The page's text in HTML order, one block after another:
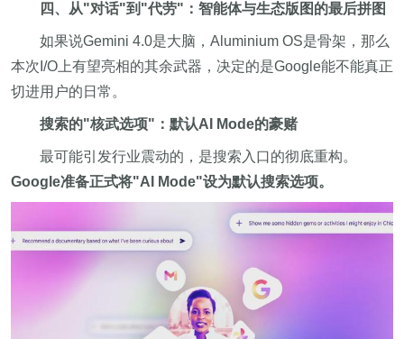
四、从"对话"到"代劳"：智能体与生态版图的最后拼图
如果说Gemini 4.0是大脑，Aluminium OS是骨架，那么
本次I/O上有望亮相的其余武器，决定的是Google能不能真正
切进用户的日常。
搜索的"核武选项"：默认AI Mode的豪赌
最可能引发行业震动的，是搜索入口的彻底重构。
Google准备正式将"AI Mode"设为默认搜索选项。